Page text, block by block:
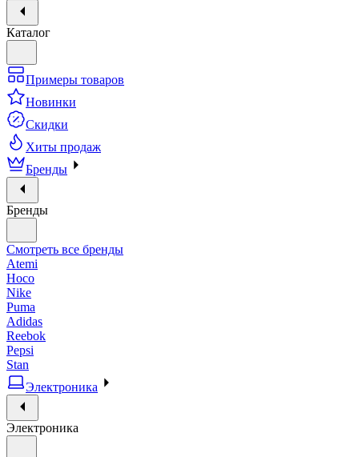
Каталог
Примеры товаров
Новинки
Скидки
Хиты продаж
Бренды
Бренды
Смотреть все бренды
Atemi
Hoco
Nike
Puma
Adidas
Reebok
Pepsi
Stan
Электроника
Электроника